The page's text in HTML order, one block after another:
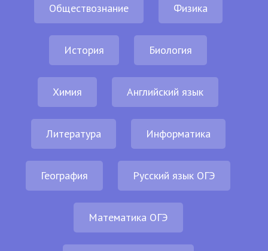
Обществознание Физика
История Биология
Химия Английский язык
Литература Информатика
География Русский язык ОГЭ
Математика ОГЭ